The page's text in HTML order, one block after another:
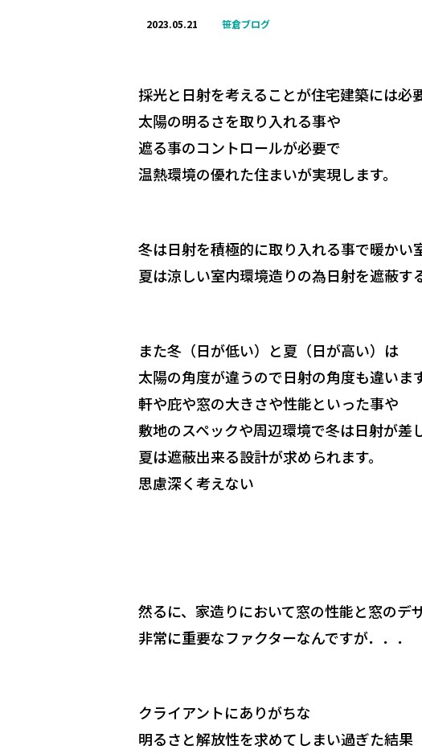
2023.05.21 笹倉ブログ
採光と日射を考えることが住宅建築には必要
太陽の明るさを取り入れる事や
遮る事のコントロールが必要で
温熱環境の優れた住まいが実現します。
冬は日射を積極的に取り入れる事で暖かい
夏は涼しい室内環境造りの為日射を遮蔽す
また冬（日が低い）と夏（日が高い）は
太陽の角度が違うので日射の角度も違いま
軒や庇や窓の大きさや性能といった事や
敷地のスペックや周辺環境で冬は日射が差
夏は遮蔽出来る設計が求められます。
思慮深く考えない
然るに、家造りにおいて窓の性能と窓のデ
非常に重要なファクターなんですが．．．
クライアントにありがちな
明るさと解放性を求めてしまい過ぎた結果